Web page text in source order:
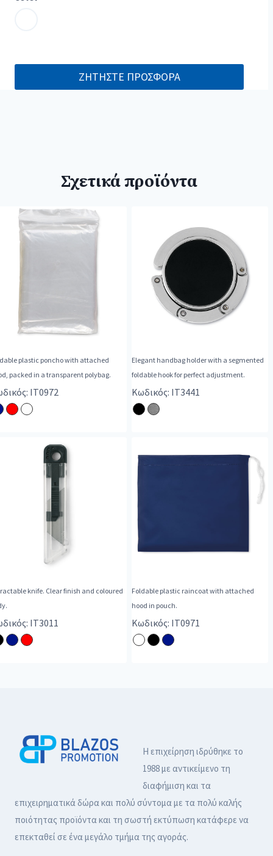
ΖΗΤΗΣΤΕ ΠΡΟΣΦΟΡΑ
Σχετικά προϊόντα
plastic poncho with attached
packed in a transparent polybag.
IT0972
Elegant handbag holder with a segmented
foldable hook for perfect adjustment.
Κωδικός: IT3441
knife. Clear finish and coloured
IT3011
Foldable plastic raincoat with attached
hood in pouch.
Κωδικός: IT0971
Η επιχείρηση ιδρύθηκε το
1988 με αντικείμενο τη
διαφήμιση και τα
επιχειρηματικά δώρα και πολύ σύντομα με τα πολύ καλής
ποιότητας προϊόντα και τη σωστή εκτύπωση κατάφερε να
επεκταθεί σε ένα μεγάλο τμήμα της αγοράς.